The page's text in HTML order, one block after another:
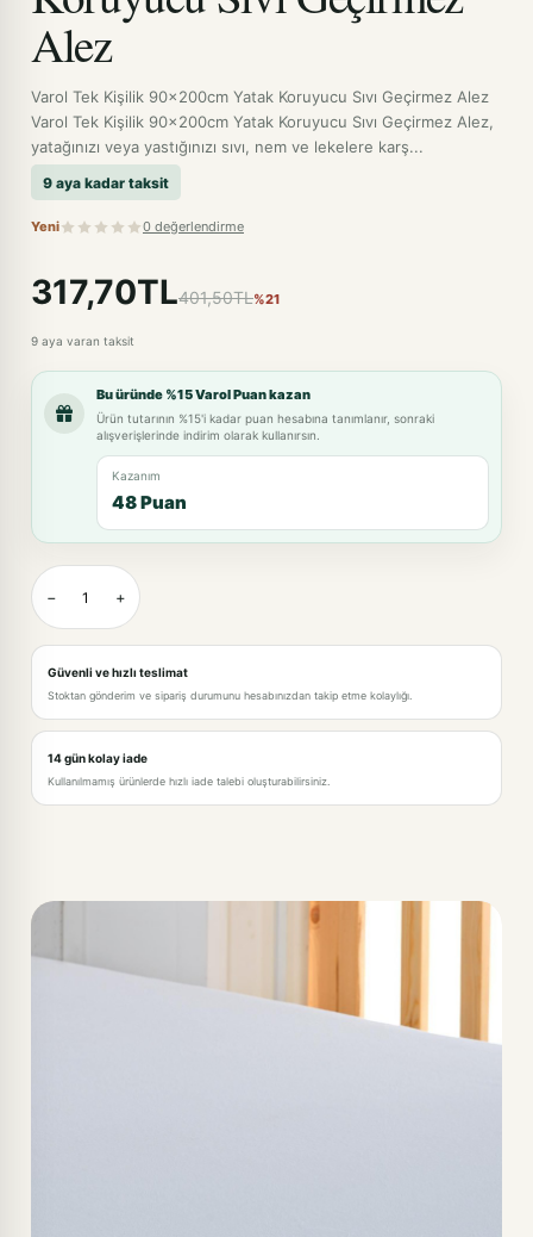
Alez
Varol Tek Kişilik 90x200cm Yatak Koruyucu Sıvı Geçirmez Alez
Varol Tek Kişilik 90x200cm Yatak Koruyucu Sıvı Geçirmez Alez,
yatağınızı veya yastığınızı sıvı, nem ve lekelere karş...
9 aya kadar taksit
Yeni 0 değerlendirme
317,70TL401,50TL%21
9 aya varan taksit
Bu üründe %15 Varol Puan kazan
Ürün tutarının %15'i kadar puan hesabına tanımlanır, sonraki
alışverişlerinde indirim olarak kullanırsın.
Kazanım
48 Puan
− +
Güvenli ve hızlı teslimat
Stoktan gönderim ve sipariş durumunu hesabınızdan takip etme kolaylığı.
14 gün kolay iade
Kullanılmamış ürünlerde hızlı iade talebi oluşturabilirsiniz.